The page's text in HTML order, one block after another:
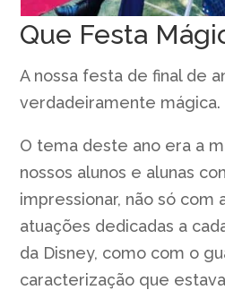
Que Festa
A nossa festa de final de
verdadeiramente mágica.
O tema deste ano era a
nossos alunos e alunas
impressionar, não só com
atuações dedicadas a
da Disney, como com o
caracterização que